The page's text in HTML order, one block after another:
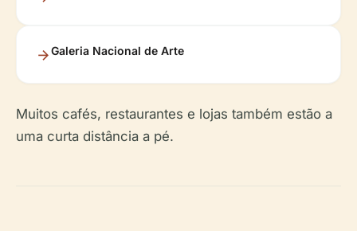
Galeria Nacional de Arte
Muitos cafés, restaurantes e lojas também estão a
uma curta distância a pé.